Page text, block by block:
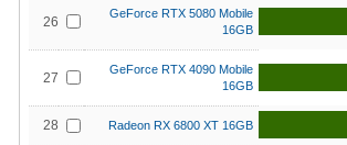
26
GeForce RTX 5080 Mobile
16GB
27
GeForce RTX 4090 Mobile
16GB
28 Radeon RX 6800 XT 16GB